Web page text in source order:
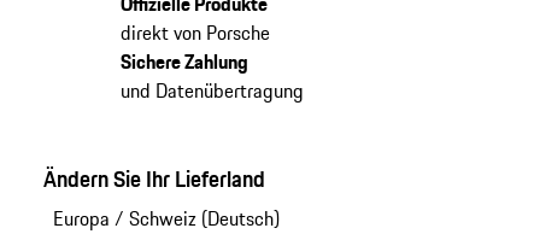
direkt von Porsche
Sichere Zahlung
und Datenübertragung
Ändern Sie Ihr Lieferland
Europa / Schweiz (Deutsch)